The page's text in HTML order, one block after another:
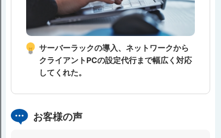
サーバーラックの導⼊、ネットワークから
クライアントPCの設定代⾏まで幅広く対応
してくれた。
お客様の声